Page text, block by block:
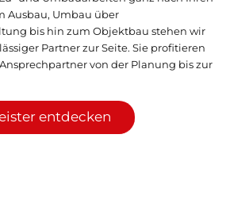
Ausbau, Umbau über
bis hin zum Objektbau stehen wir
Partner zur Seite. Sie profitieren
von der Planung bis zur
entdecken